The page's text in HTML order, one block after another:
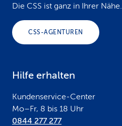
Die CSS ist ganz in Ihrer Nähe.
CSS-AGENTUREN
Hilfe erhalten
Kundenservice-Center
Mo–Fr, 8 bis 18 Uhr
0844 277 277